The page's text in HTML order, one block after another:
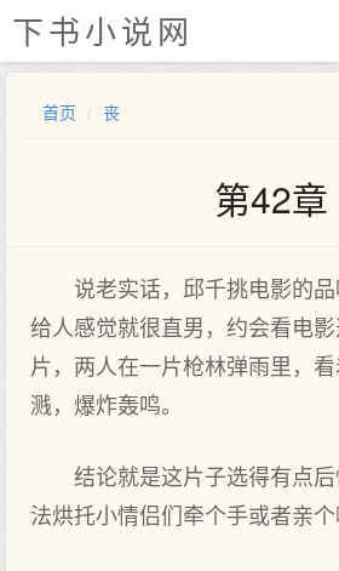
下书小说网
首页 丧
第42章
说老实话，邱千挑电影的品
给人感觉就很直男，约会看电
片，两人在一片枪林弹雨里，
溅，爆炸轰鸣。
结论就是这片子选得有点
法烘托小情侣们牵个手或者亲个